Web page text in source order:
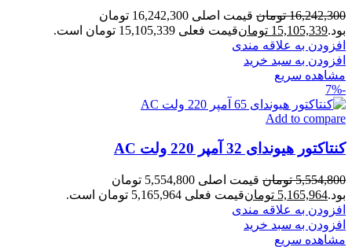
16,242,300 تومان
قیمت اصلی 16,242,300 تومان
بود.15,105,339 تومانقیمت فعلی 15,105,339 تومان است.
افزودن به علاقه مندی
افزودن به سبد خرید
مشاهده سریع
-7%
Add to compare
کنتاکتور هیوندای 32 آمپر 220 ولت AC
5,554,800 تومان
قیمت اصلی 5,554,800 تومان
بود.5,165,964 تومانقیمت فعلی 5,165,964 تومان است.
افزودن به علاقه مندی
افزودن به سبد خرید
مشاهده سریع